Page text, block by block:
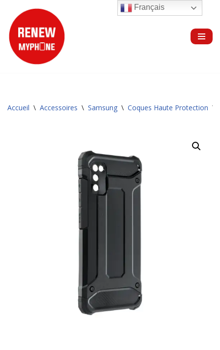
Aller
au
contenu
Accueil \ Accessoires \ Samsung \ Coques Haute Protection \
Français